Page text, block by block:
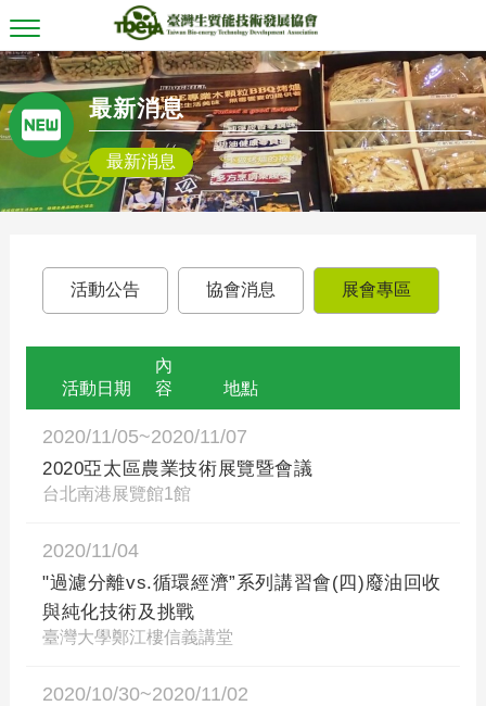
T
o
g
g
l
e
n
v
i
最新消息
最新消息
活動公告 協會消息 展會專區
活動日期
內
容
地點
2020/11/05~2020/11/07
2020亞太區農業技術展覽暨會議
台北南港展覽館1館
2020/11/04
"過濾分離vs.循環經濟”系列講習會(四)廢油回收
與純化技術及挑戰
臺灣大學鄭江樓信義講堂
2020/10/30~2020/11/02